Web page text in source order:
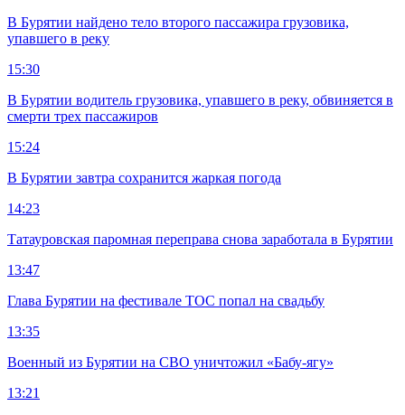
В Бурятии найдено тело второго пассажира грузовика,
упавшего в реку
15:30
В Бурятии водитель грузовика, упавшего в реку, обвиняется в
смерти трех пассажиров
15:24
В Бурятии завтра сохранится жаркая погода
14:23
Татауровская паромная переправа снова заработала в Бурятии
13:47
Глава Бурятии на фестивале ТОС попал на свадьбу
13:35
Военный из Бурятии на СВО уничтожил «Бабу-ягу»
13:21